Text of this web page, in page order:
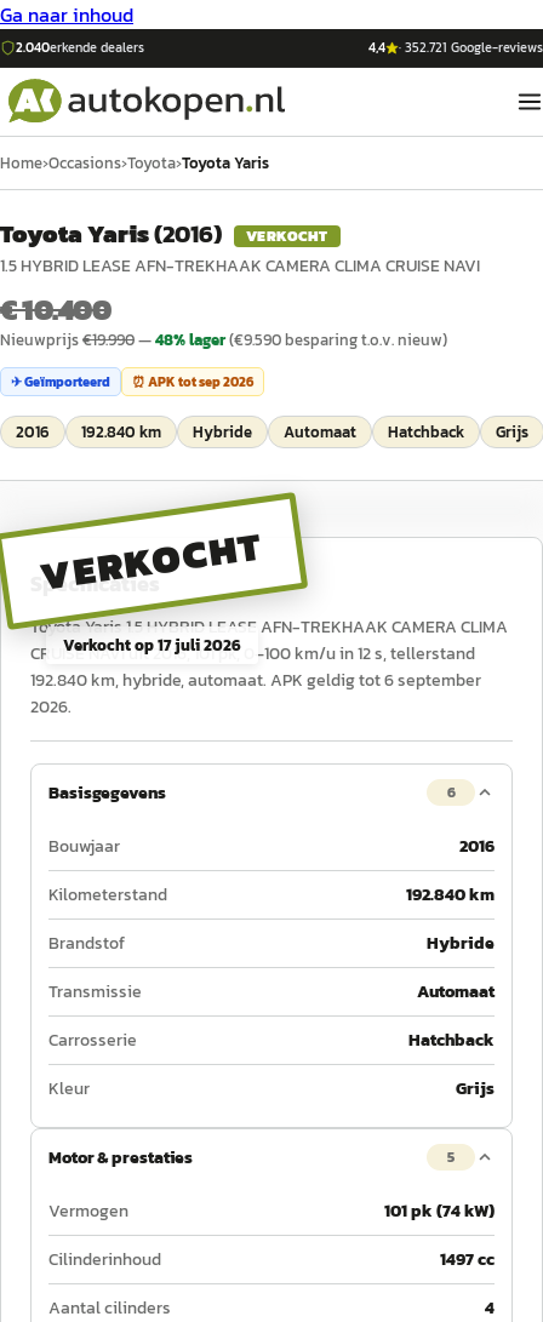
Ga naar inhoud
2.040erkende dealers 4,4 ·352.721 Google-reviews
Home›Occasions›Toyota›Toyota Yaris
Toyota Yaris(2016) VERKOCHT
1.5 HYBRID LEASE AFN-TREKHAAK CAMERA CLIMA CRUISE NAVI
€ 10.400
Nieuwprijs€19.990—48% lager(€9.590besparing t.o.v. nieuw)
✈ Geïmporteerd ⏰ APK totsep 2026
2016 192.840 km Hybride Automaat Hatchback Grijs
VERKOCHT
Verkocht op17 juli 2026
Specificaties
Toyota Yaris 1.5 HYBRID LEASE AFN-TREKHAAK CAMERA CLIMA
CRUISE NAVI uit 2016, 101 pk, 0–100 km/u in 12 s, tellerstand
192.840 km, hybride, automaat. APK geldig tot 6 september
2026.
Basisgegevens 6
Bouwjaar
2016
Kilometerstand
192.840 km
Brandstof
Hybride
Transmissie
Automaat
Carrosserie
Hatchback
Kleur
Grijs
Motor & prestaties 5
Vermogen
101 pk (74 kW)
Cilinderinhoud
1497 cc
Aantal cilinders
4